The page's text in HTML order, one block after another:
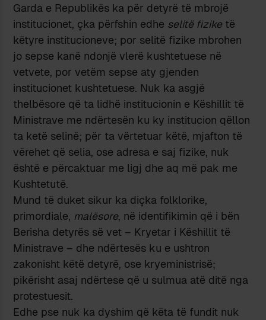
Garda e Republikës ka për detyrë të mbrojë
institucionet, çka përfshin edhe selitë fizike të
këtyre institucioneve; por selitë fizike mbrohen
jo sepse kanë ndonjë vlerë kushtetuese në
vetvete, por vetëm sepse aty gjenden
institucionet kushtetuese. Nuk ka asgjë
thelbësore që ta lidhë institucionin e Këshillit të
Ministrave me ndërtesën ku ky institucion qëllon
ta ketë selinë; për ta vërtetuar këtë, mjafton të
vërehet që selia, ose adresa e saj fizike, nuk
është e përcaktuar me ligj dhe aq më pak me
Kushtetutë.
Mund të duket sikur ka diçka folklorike,
primordiale, malësore, në identifikimin që i bën
Berisha detyrës së vet – Kryetar i Këshillit të
Ministrave – dhe ndërtesës ku e ushtron
zakonisht këtë detyrë, ose kryeministrisë;
pikërisht asaj ndërtese që u sulmua atë ditë nga
protestuesit.
Edhe pse nuk ka dyshim që këta të fundit nuk